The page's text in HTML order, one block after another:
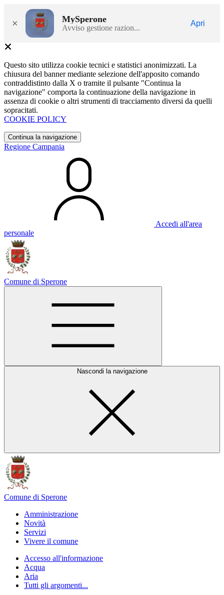
× MySperone
Avviso gestione razion...
Apri
Questo sito utilizza cookie tecnici e statistici anonimizzati. La
chiusura del banner mediante selezione dell'apposito comando
contraddistinto dalla X o tramite il pulsante "Continua la
navigazione" comporta la continuazione della navigazione in
assenza di cookie o altri strumenti di tracciamento diversi da quelli
sopracitati.
COOKIE POLICY
Continua la navigazione
Regione Campania
Accedi all'area
personale
Comune di Sperone
Nascondi la navigazione
Comune di Sperone
Amministrazione
Novità
Servizi
Vivere il comune
Accesso all'informazione
Acqua
Aria
Tutti gli argomenti...